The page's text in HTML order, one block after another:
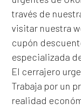
través de
visitar nuestra
cupón
especializada
El cerrajero
Trabaja por un
realidad